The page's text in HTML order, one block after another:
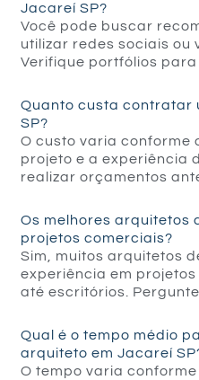
Jacareí SP?
Você pode buscar
utilizar redes sociais ou
Verifique portfólios para
Quanto custa contratar
SP?
O custo varia conforme
projeto e a experiência
realizar orçamentos
Os melhores arquitetos
projetos comerciais?
Sim, muitos arquitetos
experiência em
até escritórios.
Qual é o tempo médio
arquiteto em Jacareí
O tempo varia